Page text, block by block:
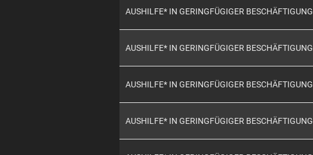
AUSHILFE* IN GERINGFÜGIGER BESCHÄFTIGUNG
AUSHILFE* IN GERINGFÜGIGER BESCHÄFTIGUNG
AUSHILFE* IN GERINGFÜGIGER BESCHÄFTIGUNG
AUSHILFE* IN GERINGFÜGIGER BESCHÄFTIGUNG